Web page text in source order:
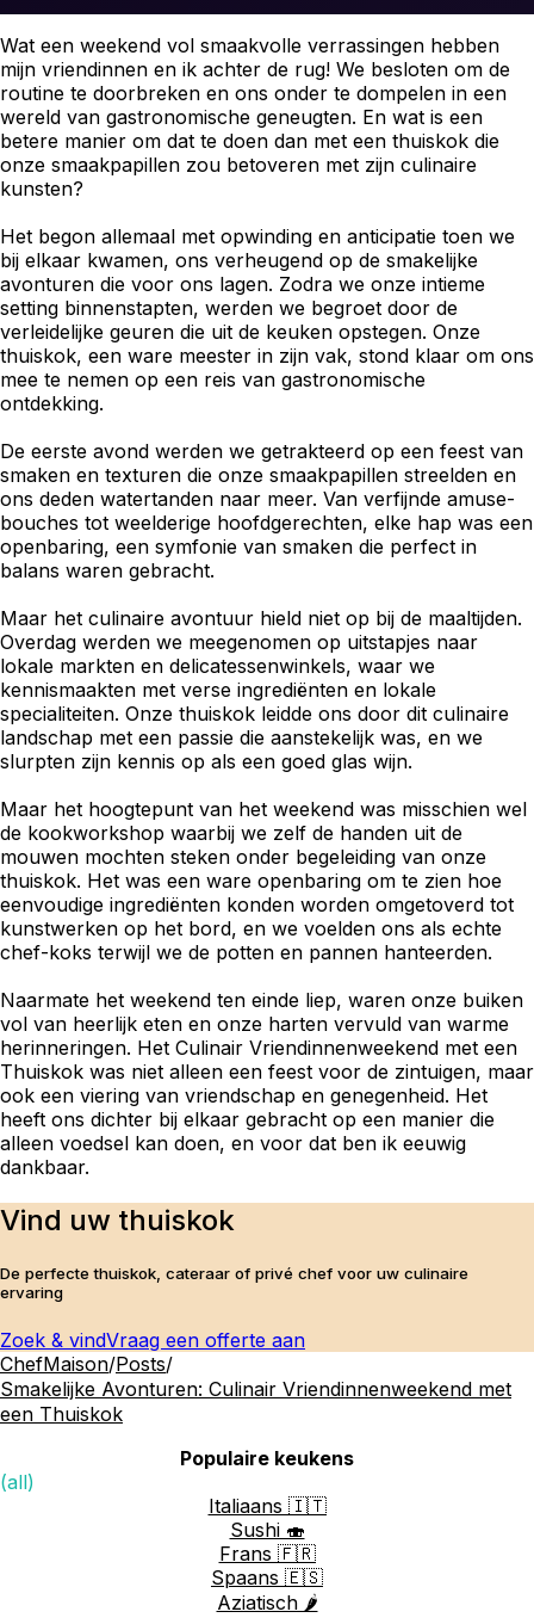
Wat een weekend vol smaakvolle verrassingen hebben
mijn vriendinnen en ik achter de rug! We besloten om de
routine te doorbreken en ons onder te dompelen in een
wereld van gastronomische geneugten. En wat is een
betere manier om dat te doen dan met een thuiskok die
onze smaakpapillen zou betoveren met zijn culinaire
kunsten?
Het begon allemaal met opwinding en anticipatie toen we
bij elkaar kwamen, ons verheugend op de smakelijke
avonturen die voor ons lagen. Zodra we onze intieme
setting binnenstapten, werden we begroet door de
verleidelijke geuren die uit de keuken opstegen. Onze
thuiskok, een ware meester in zijn vak, stond klaar om ons
mee te nemen op een reis van gastronomische
ontdekking.
De eerste avond werden we getrakteerd op een feest van
smaken en texturen die onze smaakpapillen streelden en
ons deden watertanden naar meer. Van verfijnde amuse-
bouches tot weelderige hoofdgerechten, elke hap was een
openbaring, een symfonie van smaken die perfect in
balans waren gebracht.
Maar het culinaire avontuur hield niet op bij de maaltijden.
Overdag werden we meegenomen op uitstapjes naar
lokale markten en delicatessenwinkels, waar we
kennismaakten met verse ingrediënten en lokale
specialiteiten. Onze thuiskok leidde ons door dit culinaire
landschap met een passie die aanstekelijk was, en we
slurpten zijn kennis op als een goed glas wijn.
Maar het hoogtepunt van het weekend was misschien wel
de kookworkshop waarbij we zelf de handen uit de
mouwen mochten steken onder begeleiding van onze
thuiskok. Het was een ware openbaring om te zien hoe
eenvoudige ingrediënten konden worden omgetoverd tot
kunstwerken op het bord, en we voelden ons als echte
chef-koks terwijl we de potten en pannen hanteerden.
Naarmate het weekend ten einde liep, waren onze buiken
vol van heerlijk eten en onze harten vervuld van warme
herinneringen. Het Culinair Vriendinnenweekend met een
Thuiskok was niet alleen een feest voor de zintuigen, maar
ook een viering van vriendschap en genegenheid. Het
heeft ons dichter bij elkaar gebracht op een manier die
alleen voedsel kan doen, en voor dat ben ik eeuwig
dankbaar.
Vind uw thuiskok
De perfecte thuiskok, cateraar of privé chef voor uw culinaire
ervaring
Zoek & vindVraag een offerte aan
ChefMaison/Posts/
Smakelijke Avonturen: Culinair Vriendinnenweekend met
een Thuiskok
Populaire keukens
(all)
Italiaans 🇮🇹
Sushi 🍣
Frans 🇫🇷
Spaans 🇪🇸
Aziatisch 🌶️